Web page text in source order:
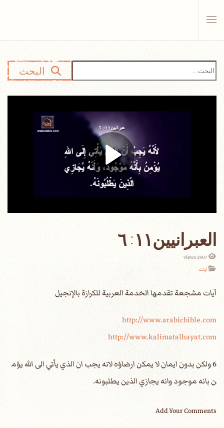
البحث
العبرانيين١١: ٦
3907 views
آيات
http://www.arabicbible.com
http://www.kalimatalhayat.com
6 ولكن بدون ايمان لا يمكن ارضاؤه لانه يجب ان الذي يأتي الى الله يؤم
ن بانه موجود وانه يجازي الذين يطلبونه.
Add Your Comments